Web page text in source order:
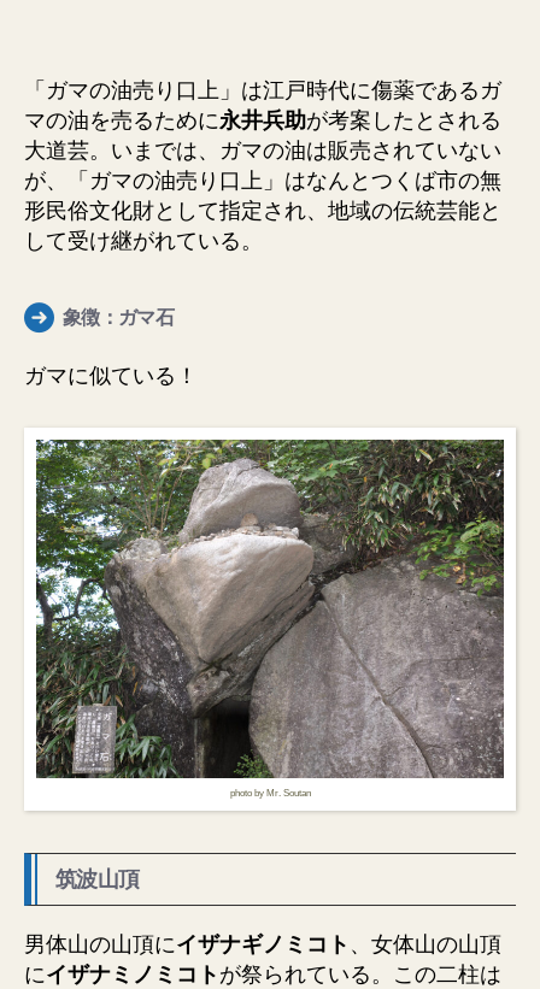
「ガマの油売り口上」は江戸時代に傷薬であるガ
マの油を売るために永井兵助が考案したとされる
大道芸。いまでは、ガマの油は販売されていない
が、「ガマの油売り口上」はなんとつくば市の無
形民俗文化財として指定され、地域の伝統芸能と
して受け継がれている。
象徴：ガマ石
ガマに似ている！
photo by Mr. Soutan
筑波山頂
男体山の山頂にイザナギノミコト 、女体山の山頂
にイザナミノミコト が祭られている。この二柱は